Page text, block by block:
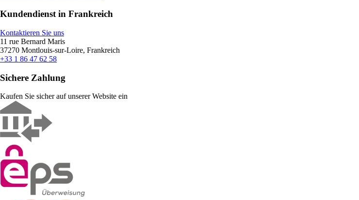
Kundendienst in Frankreich
Kontaktieren Sie uns
11 rue Bernard Maris
37270 Montlouis-sur-Loire, Frankreich
+33 1 86 47 62 58
Sichere Zahlung
Kaufen Sie sicher auf unserer Website ein